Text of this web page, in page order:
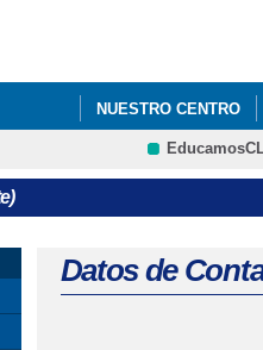
NUESTRO CENTRO
ERASMUS +
aquí
Datos de